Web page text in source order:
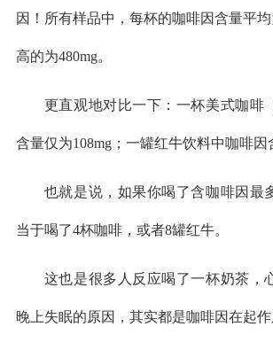
因！所有样品中，每杯的咖啡因含量平
高的为480mg。
更直观地对比一下：一杯美式咖啡
含量仅为108mg；一罐红牛饮料中咖啡因
也就是说，如果你喝了含咖啡因最
当于喝了4杯咖啡，或者8罐红牛。
这也是很多人反应喝了一杯奶茶，
晚上失眠的原因，其实都是咖啡因在起作